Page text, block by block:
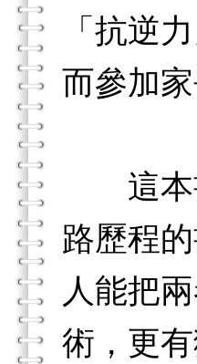
「抗逆
而參加
這本書
路歷程
人能把
術，更